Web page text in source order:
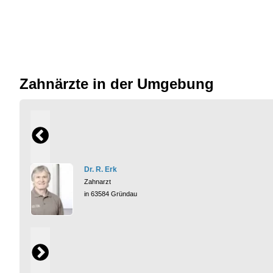
Zahnärzte in der Umgebung
Dr. R. Erk
Zahnarzt
in 63584 Gründau